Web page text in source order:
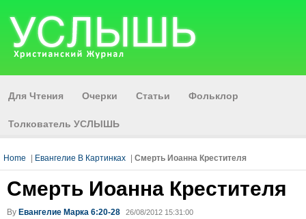
Для Чтения Очерки Статьи Фольклор
Толкователь УСЛЫШЬ
Home Евангелие В Картинках Смерть Иоанна Крестителя
Смерть Иоанна Крестителя
By Евангелие Марка 6:20-28 26/08/2012 15:31:00